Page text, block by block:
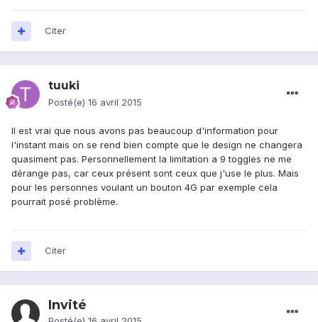
Citer
tuuki
Posté(e) 16 avril 2015
Il est vrai que nous avons pas beaucoup d'information pour
l'instant mais on se rend bien compte que le design ne changera
quasiment pas. Personnellement la limitation a 9 toggles ne me
dérange pas, car ceux présent sont ceux que j'use le plus. Mais
pour les personnes voulant un bouton 4G par exemple cela
pourrait posé problème.
Citer
Invité